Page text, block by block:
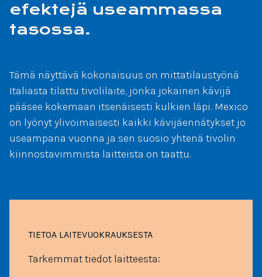
efektejä useammassa
tasossa.
Tämä näyttävä kokonaisuus on mittatilaustyönä
Italiasta tilattu tivolilaite, jonka jokainen kävijä
pääsee kokemaan itsenäisesti kulkien läpi. Mexico
on lyönyt ylivoimaisesti kaikki kävijäennätykset jo
useampana vuonna ja sen suosio yhtenä tivolin
kiinnostavimmista laitteista on taattu.
TIETOA LAITE­VUOKRAUKSESTA
Tarkemmat tiedot laitteesta: